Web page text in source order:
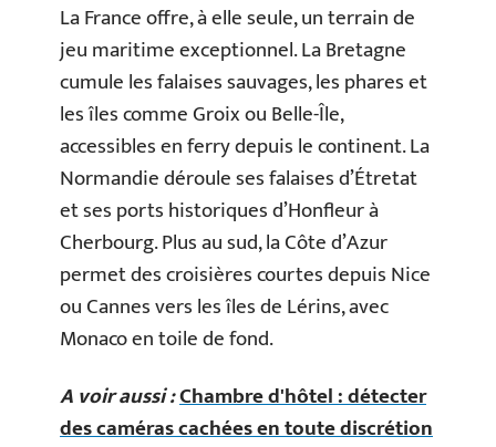
La France offre, à elle seule, un terrain de
jeu maritime exceptionnel. La Bretagne
cumule les falaises sauvages, les phares et
les îles comme Groix ou Belle-Île,
accessibles en ferry depuis le continent. La
Normandie déroule ses falaises d’Étretat
et ses ports historiques d’Honfleur à
Cherbourg. Plus au sud, la Côte d’Azur
permet des croisières courtes depuis Nice
ou Cannes vers les îles de Lérins, avec
Monaco en toile de fond.
A voir aussi :Chambre d'hôtel : détecter
des caméras cachées en toute discrétion